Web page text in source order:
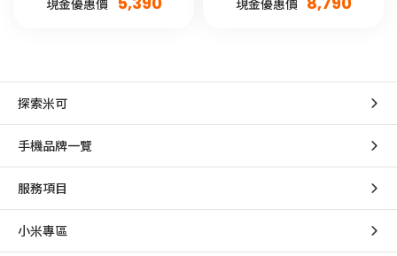
現金優惠價
現金優惠價
探索米可
手機品牌一覽
服務項目
小米專區